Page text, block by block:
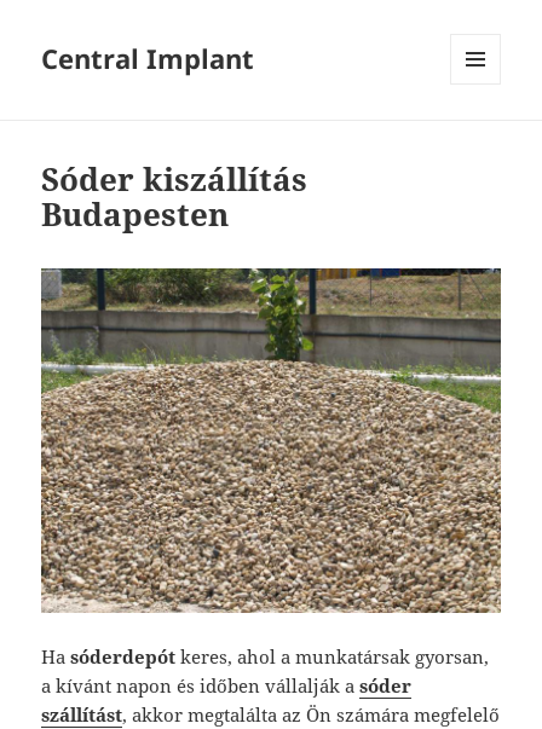
Central Implant
Sóder kiszállítás
Budapesten
Hasóderdepót keres, ahol a munkatársak gyorsan,
a kívánt napon és időben vállalják asóder
szállítást, akkor megtalálta az Ön számára megfelelő